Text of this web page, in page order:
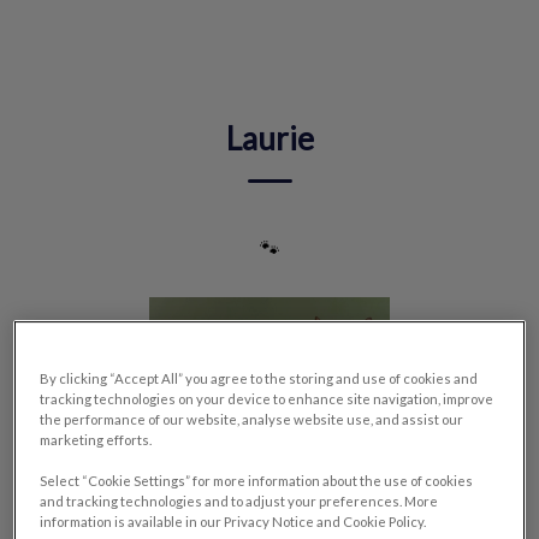
Laurie
🐾
By clicking “Accept All” you agree to the storing and use of cookies and
tracking technologies on your device to enhance site navigation, improve
the performance of our website, analyse website use, and assist our
marketing efforts.
Select “Cookie Settings” for more information about the use of cookies
and tracking technologies and to adjust your preferences. More
information is available in our Privacy Notice and Cookie Policy.